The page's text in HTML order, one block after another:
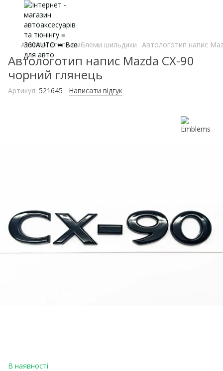
Автологотипи емблеми шильдики Автологотип напис
Автологотип напис Mazda CX-90
чорний глянець
Артикул: 521645 Написати відгук
В наявності